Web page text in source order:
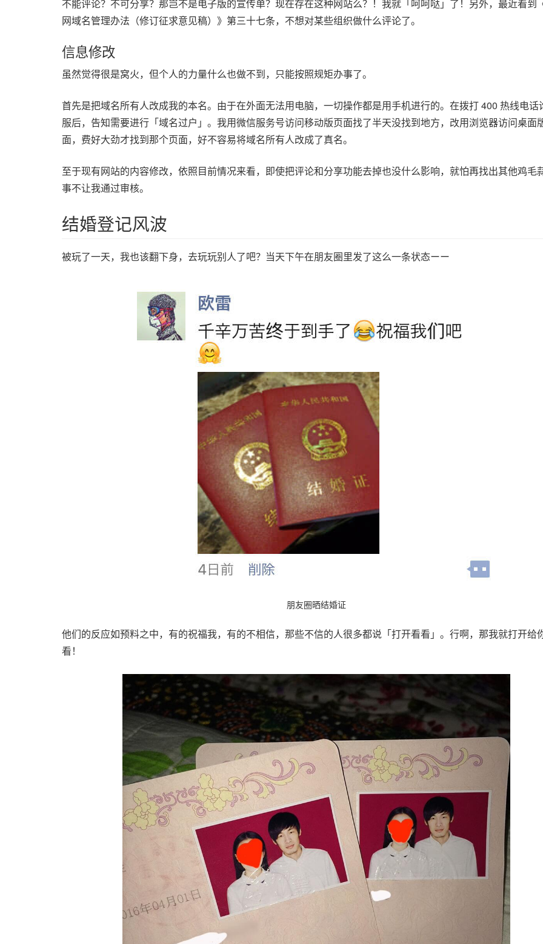
不能评论？不可分享？那岂不是电子版的宣传单？现在存在这种网站么？！我就「呵呵哒」了！另外，最近看到
网域名管理办法（修订征求意见稿）》第三十七条，不想对某些组织做什么评论了。
信息修改
虽然觉得很是窝火，但个人的力量什么也做不到，只能按照规矩办事了。
首先是把域名所有人改成我的本名。由于在外面无法用电脑，一切操作都是用手机进行的。在拨打 400 热线电话
服后，告知需要进行「域名过户」。我用微信服务号访问移动版页面找了半天没找到地方，改用浏览器访问桌面
面，费好大劲才找到那个页面，好不容易将域名所有人改成了真名。
至于现有网站的内容修改，依照目前情况来看，即使把评论和分享功能去掉也没什么影响，就怕再找出其他鸡毛
事不让我通过审核。
结婚登记风波
被玩了一天，我也该翻下身，去玩玩别人了吧？当天下午在朋友圈里发了这么一条状态ーー
朋友圈晒结婚证
他们的反应如预料之中，有的祝福我，有的不相信，那些不信的人很多都说「打开看看」。行啊，那我就打开给
看！